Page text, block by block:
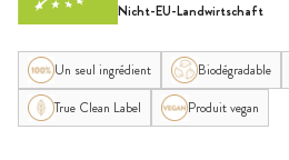
Nicht-EU-Landwirtschaft
Un seul ingrédient Biodégradable
True Clean Label
Produit vegan